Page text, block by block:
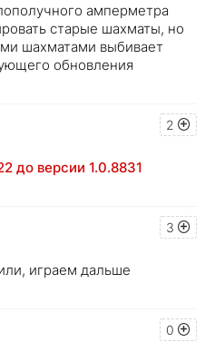
амперметра
старые шахматы, но
шахматами выбивает
обновления
2
до версии 1.0.8831
3
играем дальше
0